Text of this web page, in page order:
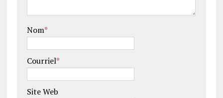
Nom*
Courriel*
Site Web